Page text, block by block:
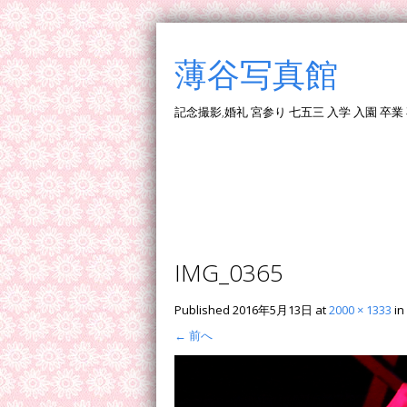
薄谷写真館
記念撮影,婚礼 宮参り 七五三 入学 入園 卒
IMG_0365
Published 2016年5月13日 at2000 × 1333 in
← 前へ